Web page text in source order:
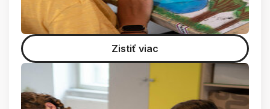
Zistiť viac